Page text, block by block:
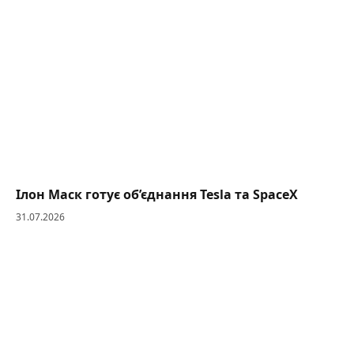
Ілон Маск готує об’єднання Tesla та SpaceX
31.07.2026